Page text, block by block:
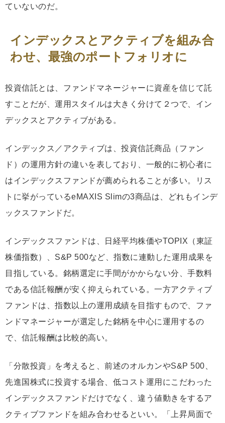
ていないのだ。
インデックスとアクティブを組み合
わせ、最強のポートフォリオに
投資信託とは、ファンドマネージャーに資産を信じて託
すことだが、運用スタイルは大きく分けて２つで、イン
デックスとアクティブがある。
インデックス／アクティブは、投資信託商品（ファン
ド）の運用方針の違いを表しており、一般的に初心者に
はインデックスファンドが薦められることが多い。リス
トに挙がっているeMAXIS Slimの3商品は、どれもインデ
ックスファンドだ。
インデックスファンドは、日経平均株価やTOPIX（東証
株価指数）、S&P 500など、指数に連動した運用成果を
目指している。銘柄選定に手間がかからない分、手数料
である信託報酬が安く抑えられている。一方アクティブ
ファンドは、指数以上の運用成績を目指すもので、ファ
ンドマネージャーが選定した銘柄を中心に運用するの
で、信託報酬は比較的高い。
「分散投資」を考えると、前述のオルカンやS&P 500、
先進国株式に投資する場合、低コスト運用にこだわった
インデックスファンドだけでなく、違う値動きをするア
クティブファンドを組み合わせるといい。「上昇局面で